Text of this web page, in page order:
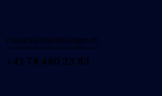
contact@martinfanger.ch
+41 78 480 23 83